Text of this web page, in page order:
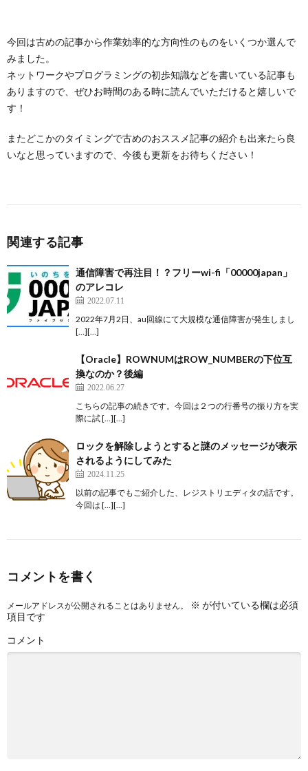
今回は古めの記事から作業効率的な方向性のものをいくつか選んで
みました。
ネットワークやプログラミングの初歩知識などを書いている記事も
ありますので、ぜひお時間のある時に読んでいただけると嬉しいで
す！
またどこかのタイミングで古めのおススメ記事の紹介も出来たら良
いなと思っていますので、今後も更新をお待ちください！
関連する記事
通信障害で再注目！？フリーwi-fi「00000japan」
のアレコレ
2022.07.11
2022年7月2日、au回線にて大規模な通信障害が発生しまし
[…][…]
【Oracle】ROWNUMはROW_NUMBERの下位互
換なのか？後編
2022.06.27
こちらの記事の続きです。今回は２つの行番号の振り方を実
際に試 […][…]
ロックを解除しようとすると謎のメッセージが表示
されるようにしてみた
2024.11.25
以前の記事でもご紹介した、レジストリエディタの話です。
今回は […][…]
コメントを書く
メールアドレスが公開されることはありません。 ※ が付いている欄は必須
項目です
コメント